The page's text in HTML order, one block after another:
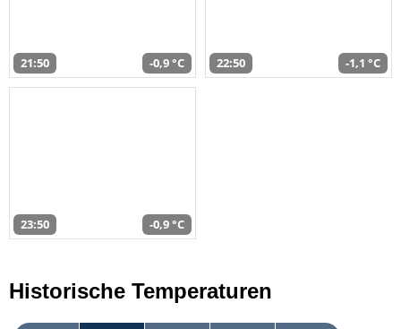
21:50 -0,9 °C 22:50 -1,1 °C
23:50 -0,9 °C
Historische Temperaturen